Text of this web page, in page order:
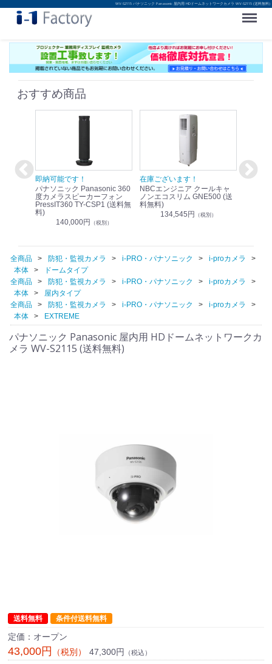
WV-S2115 パナソニック Panasonic 屋内用 HDドームネットワークカメラ WV-S2115 (送料無料)
Menu
おすすめ商品
即納可能です！
パナソニック Panasonic 360
度カメラスピーカーフォン
PressIT360 TY-CSP1 (送料無
料)
140,000円 （税別）
在庫ございます！
NBCエンジニア クールキャ
ノンエコスリム GNE500 (送
料無料)
134,545円 （税別）
即納可
全商品 防犯・監視カメラ i-PRO・パナソニック
i-proカメラ
本体
ドームタイプ
全商品
防犯・監視カメラ i-PRO・パナソニック
i-proカメラ
本体
屋内タイプ
全商品
防犯・監視カメラ i-PRO・パナソニック
i-proカメラ
本体
EXTREME
パナソニック Panasonic 屋内用 HDドームネットワークカ
メラ WV-S2115 (送料無料)
送料無料 条件付送料無料
定価：オープン
43,000円 （税別） 47,300円 （税込）